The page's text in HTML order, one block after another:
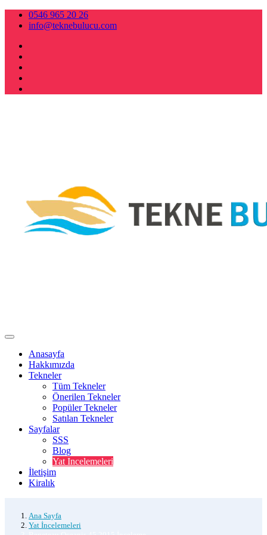
0546 965 20 26
info@teknebulucu.com
Anasayfa
Hakkımızda
Tekneler
Tüm Tekneler
Önerilen Tekneler
Popüler Tekneler
Satılan Tekneler
Sayfalar
SSS
Blog
Yat Incelemeleri
İletişim
Kiralık
Ana Sayfa
Yat İncelemeleri